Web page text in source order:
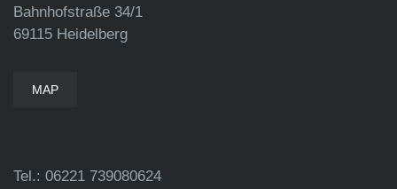
Bahnhofstraße 34/1
69115 Heidelberg
MAP
Tel.: 06221 739080624